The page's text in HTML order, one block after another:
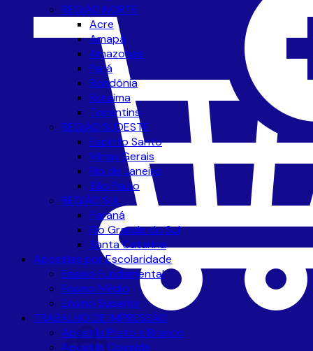
REGIÃO NORTE
Acre
Amapá
Amazonas
Pará
Rondônia
Roraima
Tocantins
REGIÃO SUDESTE
Espírito Santo
Minas Gerais
Rio de Janeiro
São Paulo
REGIÃO SUL
Paraná
Rio Grande do Sul
Santa Catarina
Apostilas por Escolaridade
Ensino Fundamental
Ensino Médio
Ensino Superior
TRABALHO DE IMPRESSÃO
Apostila Preto e Branco
Apostila Colorida